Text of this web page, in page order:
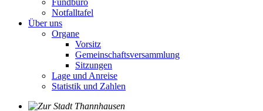
Fundbüro
Notfalltafel
Über uns
Organe
Vorsitz
Gemeinschaftsversammlung
Sitzungen
Lage und Anreise
Statistik und Zahlen